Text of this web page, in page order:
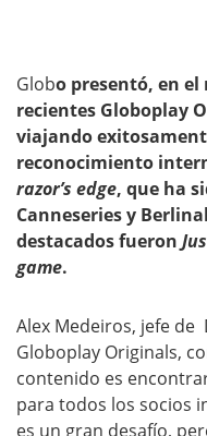
Globo presentó, en el
recientes Globoplay
viajando
reconocimiento
razor’s edge, que ha
Canneseries y
destacados fueron
game.
Alex Medeiros, jefe
Globoplay Originals,
contenido es
para todos los socios
es un gran desafío,